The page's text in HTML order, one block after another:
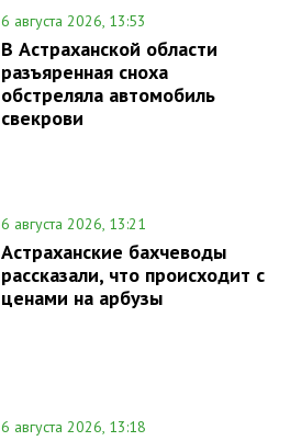
6 августа 2026, 13:53
В Астраханской области
разъяренная сноха
обстреляла автомобиль
свекрови
6 августа 2026, 13:21
Астраханские бахчеводы
рассказали, что происходит с
ценами на арбузы
6 августа 2026, 13:18